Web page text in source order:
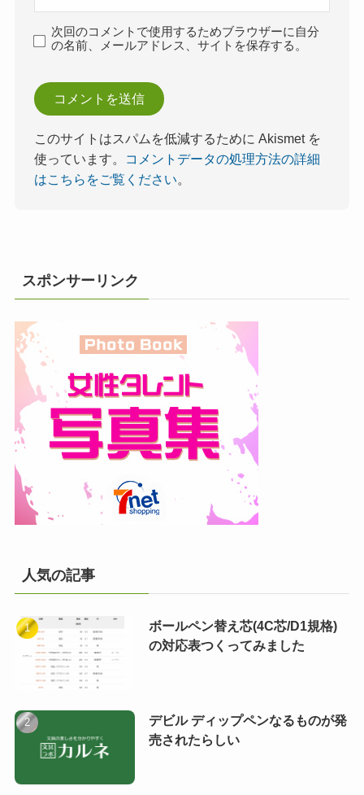
次回のコメントで使用するためブラウザーに自分
の名前、メールアドレス、サイトを保存する。
このサイトはスパムを低減するために Akismet を
使っています。
コメントデータの処理方法の詳細
はこちらをご覧ください。
スポンサーリンク
人気の記事
ボールペン替え芯(4C芯/D1規格)
の対応表つくってみました
デビル ディップペンなるものが発
売されたらしい